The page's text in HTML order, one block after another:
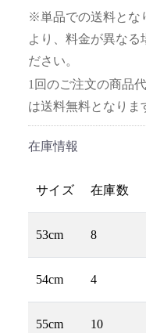
※単品での送料とな
より、料金が異なる
ださい。
1回のご注文の商品
は送料無料となりま
在庫情報
サイズ 在庫数
53cm 8
54cm 4
55cm 10